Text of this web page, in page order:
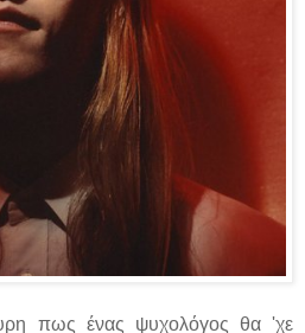
πως ένας ψυχολόγος θα 'χε